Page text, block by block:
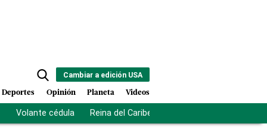
Cambiar a edición USA
Deportes Opinión Planeta Videos
Volante cédula Reina del Caribe